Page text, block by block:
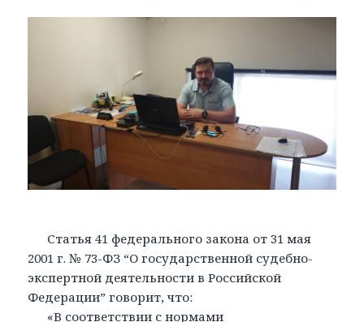
Статья 41 федерального закона от 31 мая
2001 г. № 73-ФЗ “О государственной судебно-
экспертной деятельности в Российской
Федерации” говорит, что:
«В соответствии с нормами